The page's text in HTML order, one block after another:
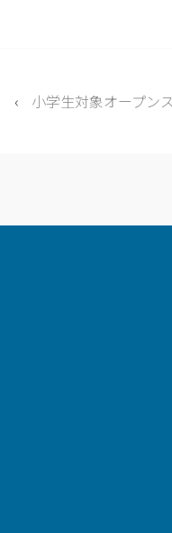
‹ 小学生対象オープン